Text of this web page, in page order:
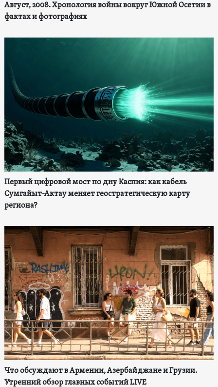
Август, 2008. Хронология войны вокруг Южной Осетии в
фактах и фотографиях
Первый цифровой мост по дну Каспия: как кабель
Сумгайыт-Актау меняет геостратегическую карту
региона?
Что обсуждают в Армении, Азербайджане и Грузии.
Утренний обзор главных событий LIVE